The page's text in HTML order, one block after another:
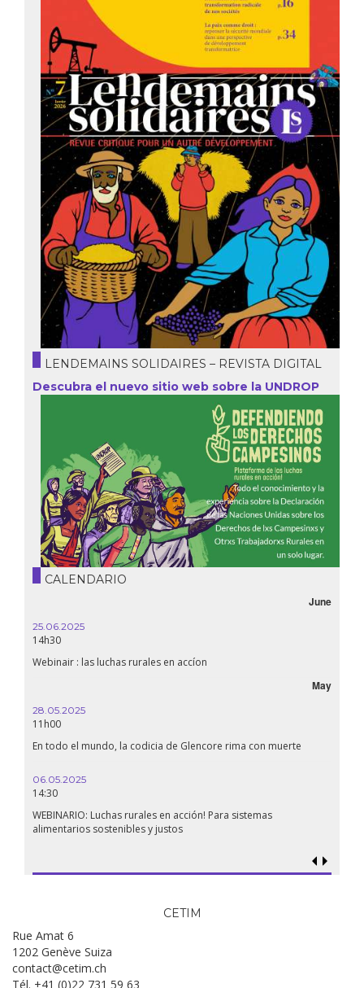
LENDEMAINS SOLIDAIRES – REVISTA DIGITAL
Descubra el nuevo sitio web sobre la UNDROP
CALENDARIO
June
25.06.2025
14h30
Webinair : las luchas rurales en accíon
May
28.05.2025
11h00
En todo el mundo, la codicia de Glencore rima con muerte
06.05.2025
14:30
WEBINARIO: Luchas rurales en acción! Para sistemas
alimentarios sostenibles y justos
CETIM
Rue Amat 6
1202 Genève Suiza
contact@cetim.ch
Tél. +41 (0)22 731 59 63